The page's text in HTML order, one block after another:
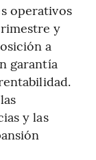
operativos
y
a
garantía
y las